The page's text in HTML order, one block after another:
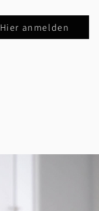
Hier anmelden